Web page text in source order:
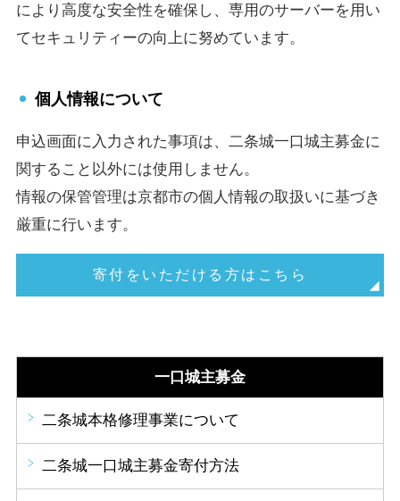
により高度な安全性を確保し、専用のサーバーを用い
てセキュリティーの向上に努めています。
個人情報について
申込画面に入力された事項は、二条城一口城主募金に
関すること以外には使用しません。
情報の保管管理は京都市の個人情報の取扱いに基づき
厳重に行います。
寄付をいただける方はこちら
一口城主募金
二条城本格修理事業について
二条城一口城主募金寄付方法